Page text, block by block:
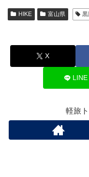
HIKE 富山県
X
LINE
軽旅